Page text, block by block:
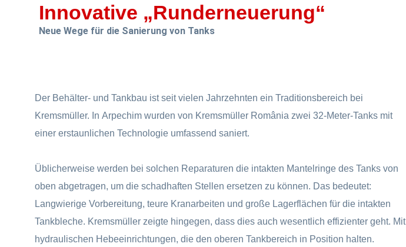
Innovative „Runderneuerung“
Neue Wege für die Sanierung von Tanks
Der Behälter- und Tankbau ist seit vielen Jahrzehnten ein Traditionsbereich bei
Kremsmüller. In Arpechim wurden von Kremsmüller România zwei 32-Meter-Tanks mit
einer erstaunlichen Technologie umfassend saniert.
Üblicherweise werden bei solchen Reparaturen die intakten Mantelringe des Tanks von
oben abgetragen, um die schadhaften Stellen ersetzen zu können. Das bedeutet:
Langwierige Vorbereitung, teure Kranarbeiten und große Lagerflächen für die intakten
Tankbleche. Kremsmüller zeigte hingegen, dass dies auch wesentlich effizienter geht. Mit
hydraulischen Hebeeinrichtungen, die den oberen Tankbereich in Position halten.